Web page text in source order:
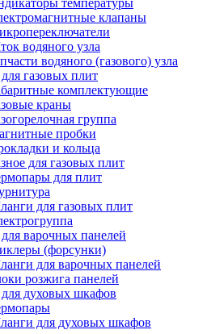
температуры
клапаны
водяного узла
водяного (газового) узла
газовых плит
комплектующие
краны
группа
пробки
и кольца
для газовых плит
для плит
для газовых плит
варочных панелей
(форсунки)
для варочных панелей
розжига панелей
для духовых шкафов
для духовых шкафов